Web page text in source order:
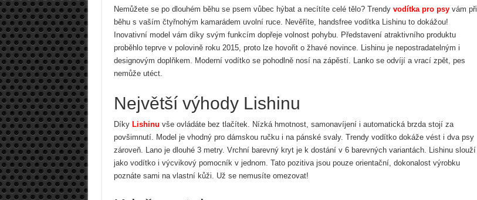
Nemůžete se po dlouhém běhu se psem vůbec hýbat a necítíte celé tělo? Trendy vodítka pro psyvám při
běhu s vaším čtyřnohým kamarádem uvolní ruce. Nevěříte, handsfree vodítka Lishinu to dokážou!
Inovativní model vám díky svým funkcím dopřeje volnost pohybu. Představení atraktivního produktu
proběhlo teprve v polovině roku 2015, proto lze hovořit o žhavé novince. Lishinu je nepostradatelným i
designovým doplňkem. Moderní vodítko se pohodlně nosí na zápěstí. Lanko se odvíjí a vrací zpět, pes
nemůže utéct.
Největší výhody Lishinu
Díky Lishinu vše ovládáte bez tlačítek. Nízká hmotnost, samonavíjení i automatická brzda stojí za
povšimnutí. Model je vhodný pro dámskou ručku i na pánské svaly. Trendy vodítko dokáže vést i dva psy
zároveň. Lano je dlouhé 3 metry. Vrchní barevný kryt je k dostání v 6 barevných variantách. Lishinu slouží
jako vodítko i výcvikový pomocník v jednom. Tato pozitiva jsou pouze orientační, dokonalost výrobku
poznáte sami na vlastní kůži. Už se nemusíte omezovat!